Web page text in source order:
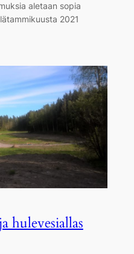
aletaan sopia
2021
hulevesiallas